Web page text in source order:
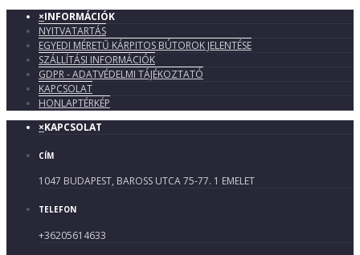
×INFORMÁCIÓK
NYITVATARTÁS
EGYEDI MÉRETŰ KÁRPITOS BÚTOROK JELENTÉSE
SZÁLLÍTÁSI INFORMÁCIÓK
GDPR - ADATVÉDELMI TÁJÉKOZTATÓ
KAPCSOLAT
HONLAPTÉRKÉP
×KAPCSOLAT
CÍM
1047 BUDAPEST, BAROSS UTCA 75-77. 1 EMELET
TELEFON
+36205614633